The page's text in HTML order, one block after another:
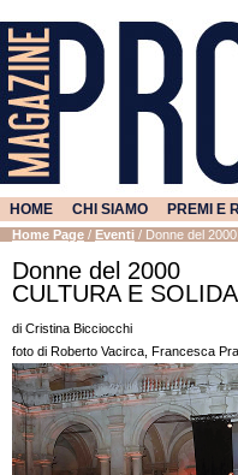
HOME CHI SIAMO PREMI E
Home Page / Eventi / Donne del
Donne del 2000
CULTURA E
di Cristina Bicciocchi
foto di Roberto Vacirca, Francesca